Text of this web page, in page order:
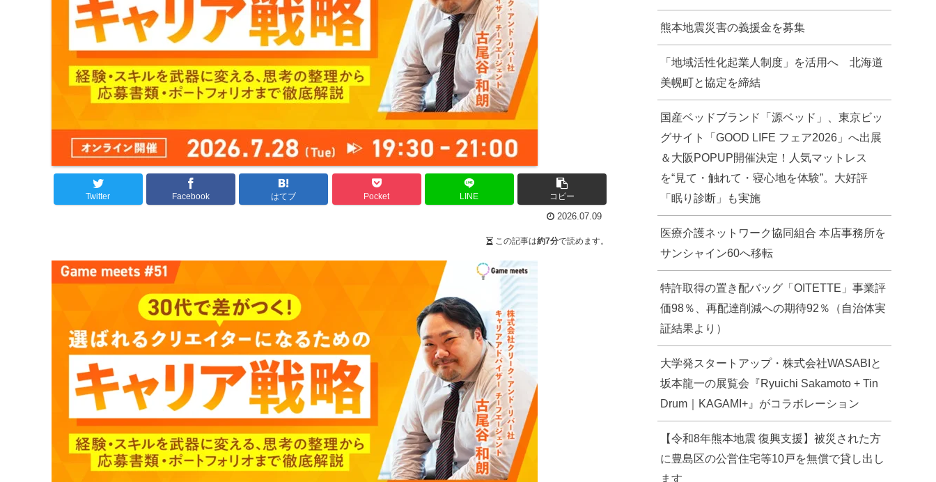
Twitter Facebook はてブ Pocket LINE コピー
2026.07.09
この記事は約7分で読めます。
熊本地震災害の義援金を募集
「地域活性化起業人制度」を活用へ 北海道
美幌町と協定を締結
国産ベッドブランド「源ベッド」、東京ビッ
グサイト「GOOD LIFE フェア2026」へ出展
＆大阪POPUP開催決定！人気マットレス
を“見て・触れて・寝心地を体験”。大好評
「眠り診断」も実施
医療介護ネットワーク協同組合 本店事務所を
サンシャイン60へ移転
特許取得の置き配バッグ「OITETTE」事業評
価98％、再配達削減への期待92％（自治体実
証結果より）
大学発スタートアップ・株式会社WASABIと
坂本龍一の展覧会『Ryuichi Sakamoto + Tin
Drum｜KAGAMI+』がコラボレーション
【令和8年熊本地震 復興支援】被災された方
に豊島区の公営住宅等10戸を無償で貸し出し
ます